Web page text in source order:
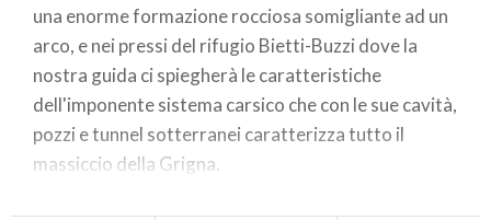
una enorme formazione rocciosa somigliante ad un
arco, e nei pressi del rifugio Bietti-Buzzi dove la
nostra guida ci spiegherà le caratteristiche
dell'imponente sistema carsico che con le sue cavità,
pozzi e tunnel sotterranei caratterizza tutto il
massiccio della Grigna.